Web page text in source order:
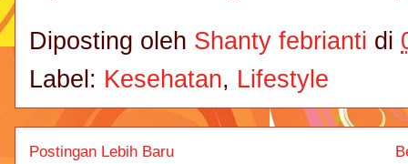
Diposting oleh Shanty febrianti di
Label: Kesehatan, Lifestyle
Postingan Lebih Baru